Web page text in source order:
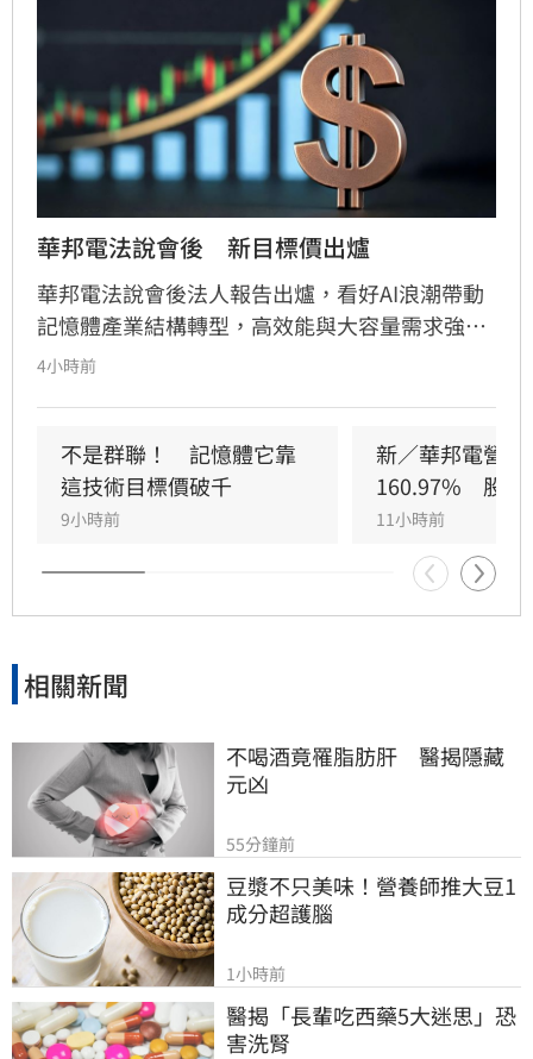
華邦電法說會後　新目標價出爐
華邦電法說會後法人報告出爐，看好AI浪潮帶動
記憶體產業結構轉型，高效能與大容量需求強
勁，推升DRAM與Flash報價持續走揚。華邦電第
擎，公司並大幅調升2026年資本支出至395億
元，全力衝刺高雄廠擴產與先進製程。法人分析
指出，隨AI需求爆發，2027年記憶體供需缺口將
擴大，華邦電中長線營運看俏，兩家本土券商分
別給予200元及275元目標價，市場對其獲利爆發
力寄予厚望。提醒投資人，投資股票具備風險，
4小時前
不是群聯！　記憶體它靠
這技術目標價破千
9小時前
新／華邦電營收
160.97%　股價
11小時前
相關新聞
不喝酒竟罹脂肪肝　醫揭隱藏
元凶
55分鐘前
豆漿不只美味！營養師推大豆1
成分超護腦
1小時前
醫揭「長輩吃西藥5大迷思」恐
害洗腎